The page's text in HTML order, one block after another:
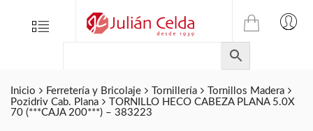
Menu
TIENDA
ONLINE
DE
JULIAN
CELDA
Inicio Ferretería y Bricolaje Tornillería
Tornillos Madera
Pozidriv Cab. Plana
TORNILLO HECO CABEZA PLANA 5.0X
70 (***CAJA 200***) – 383223
Folletos
Contacto